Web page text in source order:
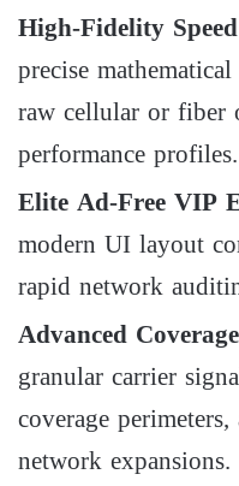
High-Fidelity
precise
raw cellular or fiber
performance profiles.
Elite Ad-Free VIP
modern UI layout
rapid network
Advanced
granular carrier
coverage
network expansions.